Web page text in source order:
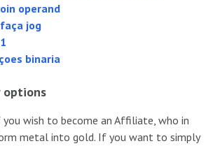
operand
jog
binaria
options
wish to become an Affiliate, who in
metal into gold. If you want to simply